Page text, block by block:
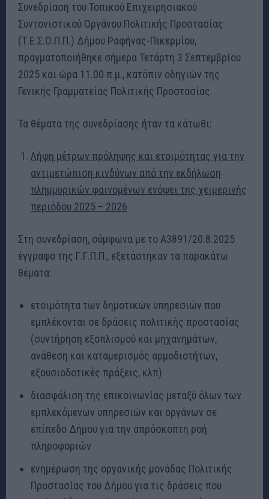
Συνεδρίαση του Τοπικού Επιχειρησιακού
Συντονιστικού Οργάνου Πολιτικής Προστασίας
(Τ.Ε.Σ.Ο.Π.Π.) Δήμου Ραφήνας-Πικερμίου,
πραγματοποιήθηκε σήμερα Τετάρτη 3 Σεπτεμβρίου
2025 και ώρα 11.00 π.μ., κατόπιν οδηγιών της
Γενικής Γραμματείας Πολιτικής Προστασίας.
Τα θέματα της συνεδρίασης ήταν τα κάτωθι:
Λήψη μέτρων πρόληψης και ετοιμότητας για την
αντιμετώπιση κινδύνων από την εκδήλωση
πλημμυρικών φαινομένων ενόψει της χειμερινής
περιόδου 2025 – 2026
Στη συνεδρίαση, σύμφωνα με το Α3891/20.8.2025
έγγραφο της Γ.Γ.Π.Π., εξετάστηκαν τα παρακάτω
θέματα:
ετοιμότητα των δημοτικών υπηρεσιών που
εμπλέκονται σε δράσεις πολιτικής προστασίας
(συντήρηση εξοπλισμού και μηχανημάτων,
ανάθεση και καταμερισμός αρμοδιοτήτων,
εξουσιοδοτικές πράξεις, κλπ)
διασφάλιση της επικοινωνίας μεταξύ όλων των
εμπλεκόμενων υπηρεσιών και οργάνων σε
επίπεδο Δήμου για την απρόσκοπτη ροή
πληροφοριών
ενημέρωση της οργανικής μονάδας Πολιτικής
Προστασίας του Δήμου για τις δράσεις που